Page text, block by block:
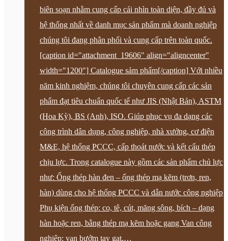
biên soạn nhằm cung cấp cái nhìn toàn diện, đầy đủ và
hệ thống nhất về danh mục sản phẩm mà doanh nghiệp
chúng tôi đang phân phối và cung cấp trên toàn quốc.
[caption id="attachment_19606" align="aligncenter"
width="1200"] Catalogue sảm phẩm[/caption] Với nhiều
năm kinh nghiệm, chúng tôi chuyên cung cấp các sản
phẩm đạt tiêu chuẩn quốc tế như JIS (Nhật Bản), ASTM
(Hoa Kỳ), BS (Anh), ISO. Giúp phục vụ đa dạng các
công trình dân dụng, công nghiệp, nhà xưởng, cơ điện
M&E, hệ thống PCCC, cấp thoát nước và kết cấu thép
chịu lực. Trong catalogue này gồm các sản phẩm chủ lực
như: Ống thép hàn đen – ống thép mạ kẽm (trơn, ren,
hàn) dùng cho hệ thống PCCC và dẫn nước công nghiệp
Phụ kiện ống thép: co, tê, cút, măng sông, bích – dạng
hàn hoặc ren, bằng thép mạ kẽm hoặc gang Van công
nghiệp: van bướm tay gạt,…